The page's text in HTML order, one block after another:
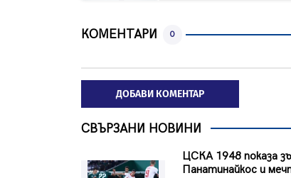
КОМЕНТАРИ 0
ДОБАВИ КОМЕНТАР
СВЪРЗАНИ НОВИНИ
ЦСКА 1948 показа
Панатинайкос и